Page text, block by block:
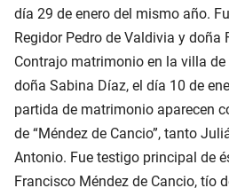
día 29 de enero del mismo año.
Regidor Pedro de Valdivia y doña
Contrajo matrimonio en la villa
doña Sabina Díaz, el día 10 de
partida de matrimonio aparecen
de “Méndez de Cancio”, tanto
Antonio. Fue testigo principal de
Francisco Méndez de Cancio, tío